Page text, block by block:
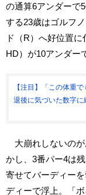
の通算6アンダーで
する23歳はゴルフ
ド（R）へ好位置
HD）が10アンダー
【注目】「この体重
退後に気づいた数字に
大崩れしないのが
かし、3番パー4は
寄せてバーディー
ディーで浮上。「